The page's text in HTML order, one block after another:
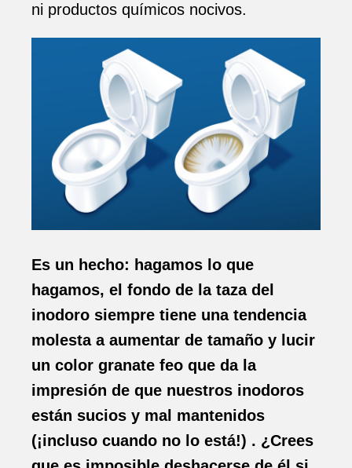
ni productos químicos nocivos.
Es un hecho: hagamos lo que
hagamos, el fondo de la taza del
inodoro siempre tiene una tendencia
molesta a aumentar de tamaño y lucir
un color granate feo que da la
impresión de que nuestros inodoros
están sucios y mal mantenidos
(¡incluso cuando no lo está!) . ¿Crees